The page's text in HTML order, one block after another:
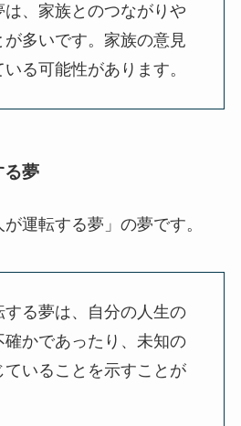
、家族とのつながりや
多いです。家族の意見
る可能性があります。
る夢
運転する夢」の夢です。
る夢は、自分の人生の
確かであったり、未知の
いることを示すことが